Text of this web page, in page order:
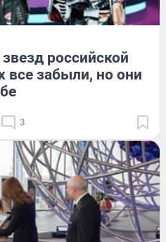
российской
все забыли, но они
3